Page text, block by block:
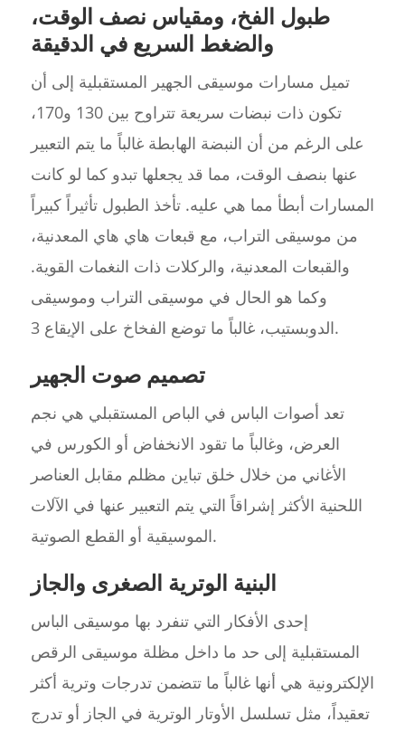
طبول الفخ، ومقياس نصف الوقت،
والضغط السريع في الدقيقة
تميل مسارات موسيقى الجهير المستقبلية إلى أن
تكون ذات نبضات سريعة تتراوح بين 130 و170،
على الرغم من أن النبضة الهابطة غالباً ما يتم التعبير
عنها بنصف الوقت، مما قد يجعلها تبدو كما لو كانت
المسارات أبطأ مما هي عليه. تأخذ الطبول تأثيراً كبيراً
من موسيقى التراب، مع قبعات هاي هاي المعدنية،
والقبعات المعدنية، والركلات ذات النغمات القوية.
وكما هو الحال في موسيقى التراب وموسيقى
الدوبستيب، غالباً ما توضع الفخاخ على الإيقاع 3.
تصميم صوت الجهير
تعد أصوات الباس في الباص المستقبلي هي نجم
العرض، وغالباً ما تقود الانخفاض أو الكورس في
الأغاني من خلال خلق تباين مظلم مقابل العناصر
اللحنية الأكثر إشراقاً التي يتم التعبير عنها في الآلات
الموسيقية أو القطع الصوتية.
البنية الوترية الصغرى والجاز
إحدى الأفكار التي تنفرد بها موسيقى الباس
المستقبلية إلى حد ما داخل مظلة موسيقى الرقص
الإلكترونية هي أنها غالباً ما تتضمن تدرجات وترية أكثر
تعقيداً، مثل تسلسل الأوتار الوترية في الجاز أو تدرج